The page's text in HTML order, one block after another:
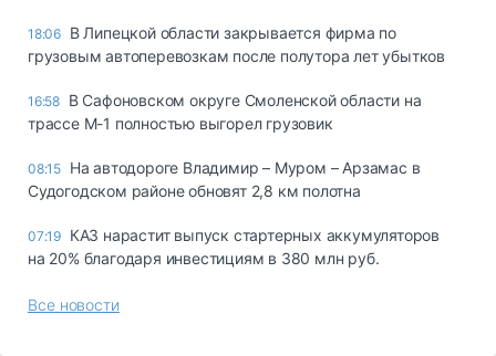
18:06 В Липецкой области закрывается фирма по
грузовым автоперевозкам после полутора лет убытков
16:58 В Сафоновском округе Смоленской области на
трассе М-1 полностью выгорел грузовик
08:15 На автодороге Владимир – Муром – Арзамас в
Судогодском районе обновят 2,8 км полотна
07:19 КАЗ нарастит выпуск стартерных аккумуляторов
на 20% благодаря инвестициям в 380 млн руб.
Все новости